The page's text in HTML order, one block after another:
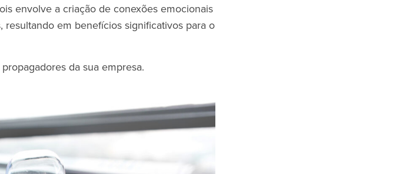
envolve a criação de conexões emocionais
em benefícios significativos para o
da sua empresa.